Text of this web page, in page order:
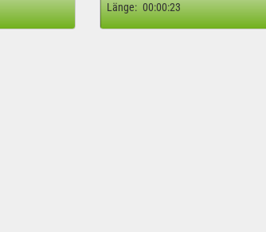
Länge: 00:00:23